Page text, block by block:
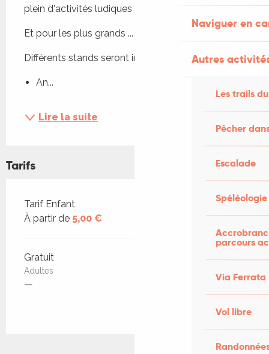
Naviguer en
Autres
Les trails
Pêcher
Escalade
Spéléologie
parcours
Via Ferrata
Vol libre
plein d'activités ludiques !
Et pour les plus grands ... Vide-greniers dès 8H !
Différents stands seront installés de 14H30 à 18H :
An...
Lire la suite
Tarifs
Tarifs 2026
Tarif Enfant
À partir de 5,00 €
Gratuit
Adultes
—